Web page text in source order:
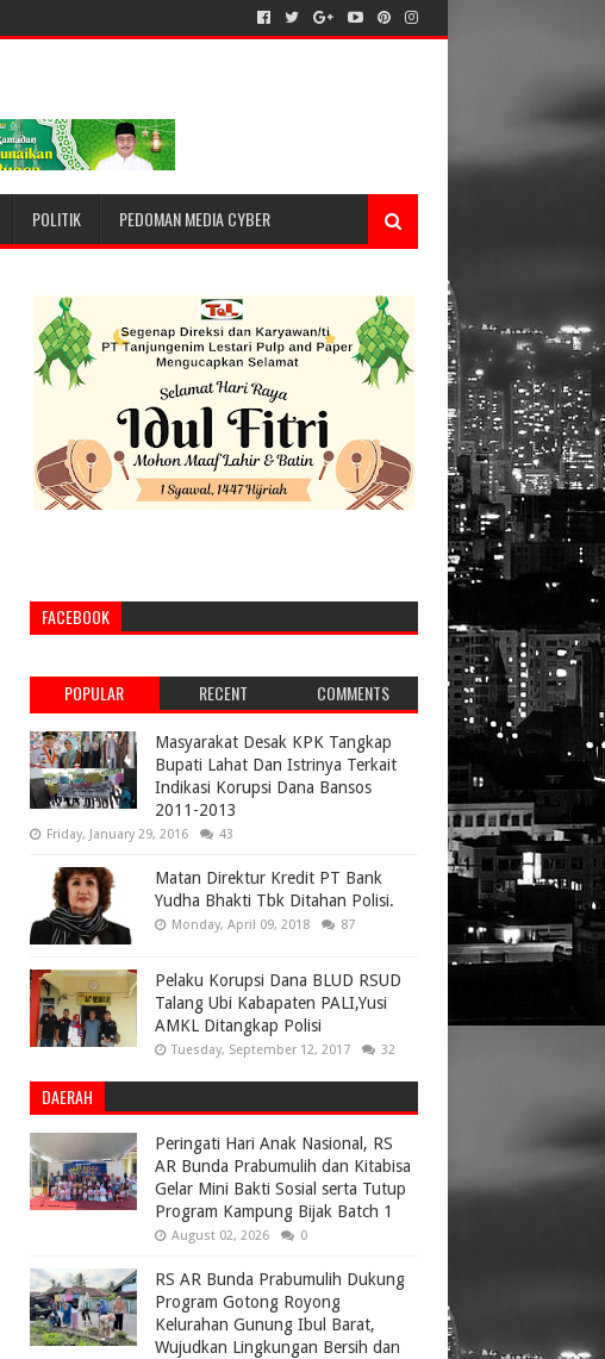
POLITIK PEDOMAN MEDIA CYBER
FACEBOOK
POPULAR RECENT COMMENTS
Masyarakat Desak KPK Tangkap
Bupati Lahat Dan Istrinya Terkait
Indikasi Korupsi Dana Bansos
2011-2013
Friday, January 29, 2016 43
Matan Direktur Kredit PT Bank
Yudha Bhakti Tbk Ditahan Polisi.
Monday, April 09, 2018 87
Pelaku Korupsi Dana BLUD RSUD
Talang Ubi Kabapaten PALI,Yusi
AMKL Ditangkap Polisi
Tuesday, September 12, 2017 32
DAERAH
Peringati Hari Anak Nasional, RS
AR Bunda Prabumulih dan Kitabisa
Gelar Mini Bakti Sosial serta Tutup
Program Kampung Bijak Batch 1
August 02, 2026 0
RS AR Bunda Prabumulih Dukung
Program Gotong Royong
Kelurahan Gunung Ibul Barat,
Wujudkan Lingkungan Bersih dan